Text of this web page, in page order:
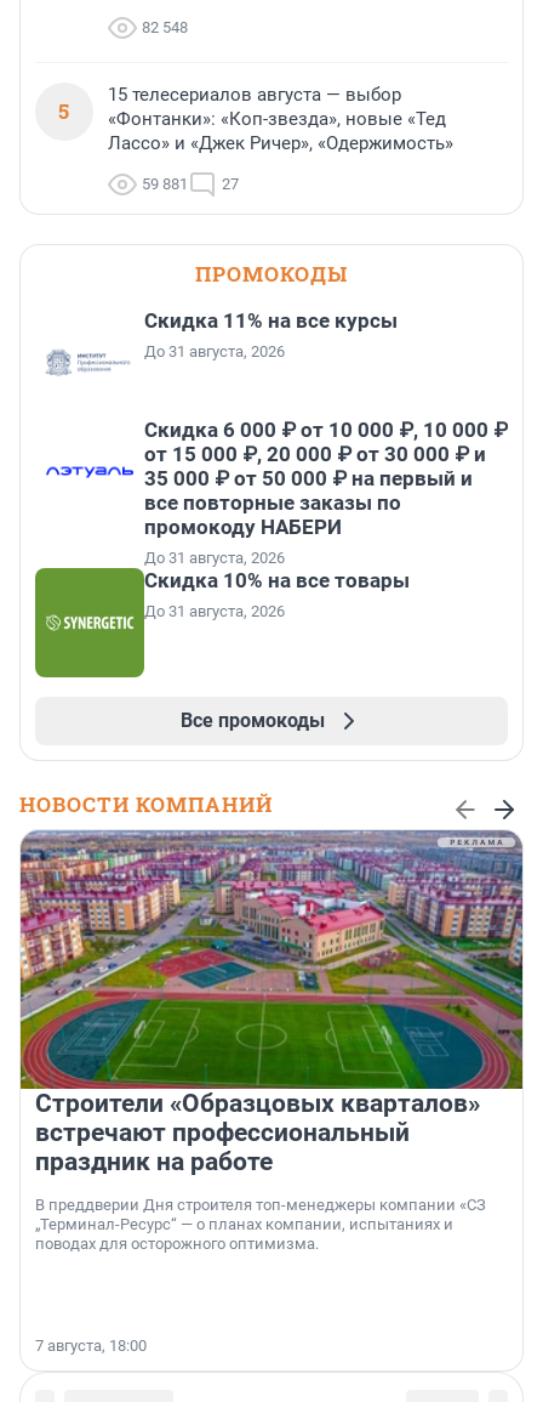
82 548
5
15 телесериалов августа — выбор
«Фонтанки»: «Коп-звезда», новые «Тед
Лассо» и «Джек Ричер», «Одержимость»
59 881 27
ПРОМОКОДЫ
Скидка 11% на все курсы
До 31 августа, 2026
Скидка 6 000 ₽ от 10 000 ₽, 10 000 ₽
от 15 000 ₽, 20 000 ₽ от 30 000 ₽ и
35 000 ₽ от 50 000 ₽ на первый и
все повторные заказы по
промокоду НАБЕРИ
До 31 августа, 2026
Скидка 10% на все товары
До 31 августа, 2026
Все промокоды
НОВОСТИ КОМПАНИЙ
Строители «Образцовых кварталов»
встречают профессиональный
праздник на работе
В преддверии Дня строителя топ-менеджеры компании «СЗ
„Терминал-Ресурс“ — о планах компании, испытаниях и
поводах для осторожного оптимизма.
7 августа, 18:00